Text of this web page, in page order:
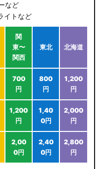
など
イトなど
関
東〜
関西
東北 北海道
700
円
800
円
1,200
円
1,200
円
1,40
0円
2,000
円
2,00
0円
2,40
0円
2,800
円